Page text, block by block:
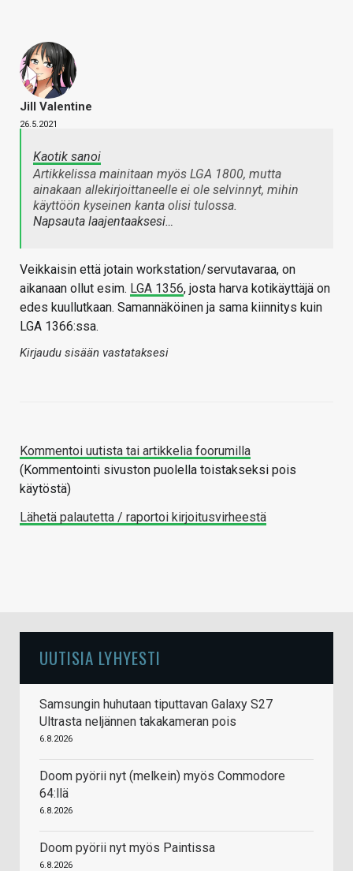
Jill Valentine
26.5.2021
Kaotik sanoi
Artikkelissa mainitaan myös LGA 1800, mutta
ainakaan allekirjoittaneelle ei ole selvinnyt, mihin
käyttöön kyseinen kanta olisi tulossa.
Napsauta laajentaaksesi…
Veikkaisin että jotain workstation/servutavaraa, on
aikanaan ollut esim. LGA 1356, josta harva kotikäyttäjä on
edes kuullutkaan. Samannäköinen ja sama kiinnitys kuin
LGA 1366:ssa.
Kirjaudu sisään vastataksesi
Kommentoi uutista tai artikkelia foorumilla
(Kommentointi sivuston puolella toistakseksi pois
käytöstä)
Lähetä palautetta / raportoi kirjoitusvirheestä
UUTISIA LYHYESTI
Samsungin huhutaan tiputtavan Galaxy S27
Ultrasta neljännen takakameran pois
6.8.2026
Doom pyörii nyt (melkein) myös Commodore
64:llä
6.8.2026
Doom pyörii nyt myös Paintissa
6.8.2026